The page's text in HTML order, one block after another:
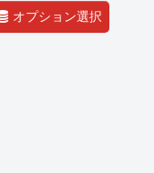
オプション選択